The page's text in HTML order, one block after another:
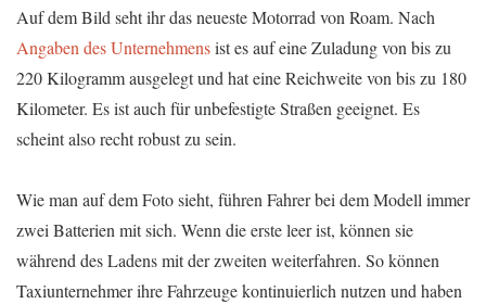
Auf dem Bild seht ihr das neueste Motorrad von Roam. Nach
Angaben des Unternehmensist es auf eine Zuladung von bis zu
220 Kilogramm ausgelegt und hat eine Reichweite von bis zu 180
Kilometer. Es ist auch für unbefestigte Straßen geeignet. Es
scheint also recht robust zu sein.
Wie man auf dem Foto sieht, führen Fahrer bei dem Modell immer
zwei Batterien mit sich. Wenn die erste leer ist, können sie
während des Ladens mit der zweiten weiterfahren. So können
Taxiunternehmer ihre Fahrzeuge kontinuierlich nutzen und haben